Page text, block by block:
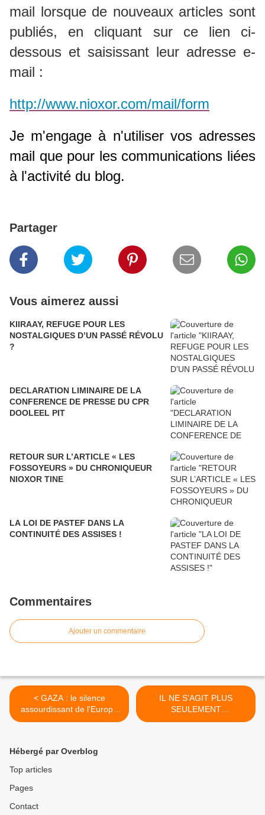
mail lorsque de nouveaux articles sont
publiés, en cliquant sur ce lien ci-
dessous et saisissant leur adresse e-
mail :
http://www.nioxor.com/mail/form
Je m'engage à n'utiliser vos adresses
mail que pour les communications liées
à l'activité du blog.
Partager
Vous aimerez aussi
KIIRAAY, REFUGE POUR LES
NOSTALGIQUES D’UN PASSÉ RÉVOLU
?
DECLARATION LIMINAIRE DE LA
CONFERENCE DE PRESSE DU CPR
DOOLEEL PIT
RETOUR SUR L’ARTICLE « LES
FOSSOYEURS » DU CHRONIQUEUR
NIOXOR TINE
LA LOI DE PASTEF DANS LA
CONTINUITÉ DES ASSISES !
Commentaires
Ajouter un commentaire
< GAZA : le silence
assourdissant de l'Europe
Entretien avec Rima
IL NE S’AGIT PLUS
SEULEMENT
D’INTERPRÉTER ! >
Hébergé par Overblog
Top articles
Pages
Contact